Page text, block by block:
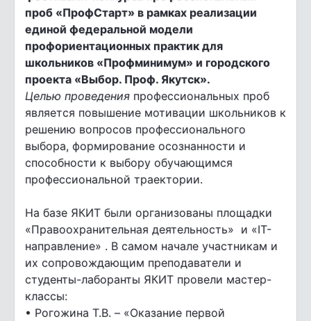
проб «ПрофСтарт» в рамках реализации
единой федеральной модели
профориентационных практик для
школьников «Профминимум» и городского
проекта «Выбор. Проф. Якутск».
Целью проведения профессиональных проб
является повышение мотивации школьников к
решению вопросов профессионального
выбора, формирование осознанности и
способности к выбору обучающимся
профессиональной траектории.
На базе ЯКИТ были организованы площадки
«Правоохранительная деятельность» и «IT-
направление» . В самом начале участникам и
их сопровождающим преподаватели и
студенты-лаборанты ЯКИТ провели мастер-
классы:
• Рогожина Т.В. – «Оказание первой